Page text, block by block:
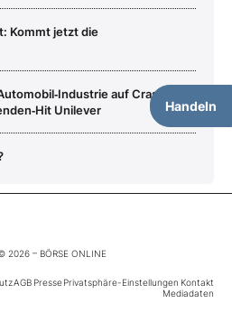
Handeln
Kommt jetzt die
auf Crashkurs ‑
Unilever
2026 – BÖRSE ONLINE
AGB PressePrivatsphäre-Einstellungen Kontakt
Mediadaten